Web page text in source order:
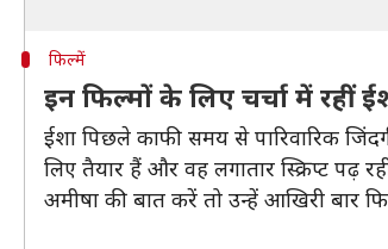
फिल्में
इन फिल्मों के लिए चर्चा में रहीं
ईशा पिछले काफी समय से पारिवारिक
लिए तैयार हैं और वह लगातार स्क्रिप्ट पढ़
अमीषा की बात करें तो उन्हें आखिरी बार